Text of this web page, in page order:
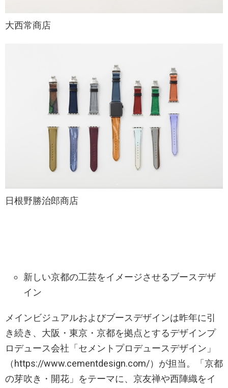
大西常商店
日根野勝治郎商店
新しい京都の工芸をイメージさせるブースデザ
イン
メインビジュアルおよびブースデザインは昨年に引
き続き、大阪・東京・京都を拠点とするデザインプ
ロデュース会社「セメントプロデュースデザイン」
（https://www.cementdesign.com/）が担当。「京都
の芽吹き・開花」をテーマに、京友禅や西陣織をイ